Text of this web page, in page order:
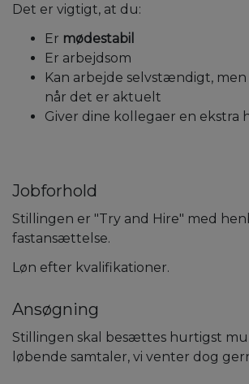
Det er vigtigt, at du:
Er mødestabil
Er arbejdsom
Kan arbejde selvstændigt, men
når det er aktuelt
Giver dine kollegaer en ekstra
Jobforhold
Stillingen er "Try and Hire" med
fastansættelse.
Løn efter kvalifikationer.
Ansøgning
Stillingen skal besættes hurtigst
løbende samtaler, vi venter dog